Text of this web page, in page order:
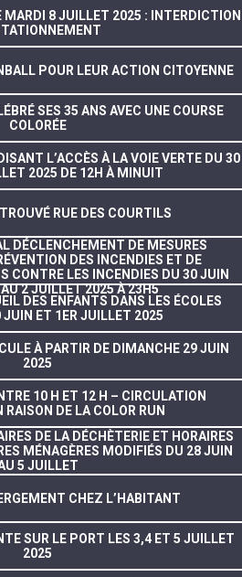
MARDI 8 JUILLET 2025 : INTERDICTION
POUR LEUR ACTION CITOYENNE
SES 35 ANS AVEC UNE COURSE
COLORÉE
L’ACCÈS À LA VOIE VERTE DU 30
2025 DE 12H À MINUIT
RUE DES COURTILS
DÉCLENCHEMENT DE MESURES
DES INCENDIES ET DE
CONTRE LES INCENDIES DU 30 JUIN
2 JUILLET 2025 À 23H5
DES ENFANTS DANS LES ÉCOLES
JUIN ET 1ER JUILLET 2025
À PARTIR DE DIMANCHE 29 JUIN
2025
10 H ET 12 H – CIRCULATION
RAISON DE LA COLOR RUN
DE LA DÉCHÈTERIE ET HORAIRES
MÉNAGÈRES MODIFIÉS DU 28 JUIN
5 JUILLET
CHEZ L’HABITANT
SUR LE PORT LES 3,4 ET 5 JUILLET
2025